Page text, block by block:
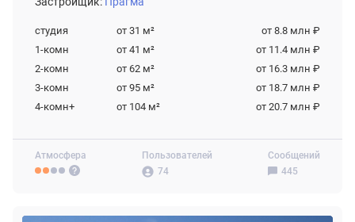
Атмосфера
Пользователей
74
Сообщений
445
студия от 31 м²
от 8.8 млн ₽
1-комн
от 41 м²
от 11.4 млн ₽
2-комн
от 62 м²
от 16.3 млн ₽
3-комн
от 95 м²
от 18.7 млн ₽
4-комн+
от 104 м² от 20.7 млн ₽